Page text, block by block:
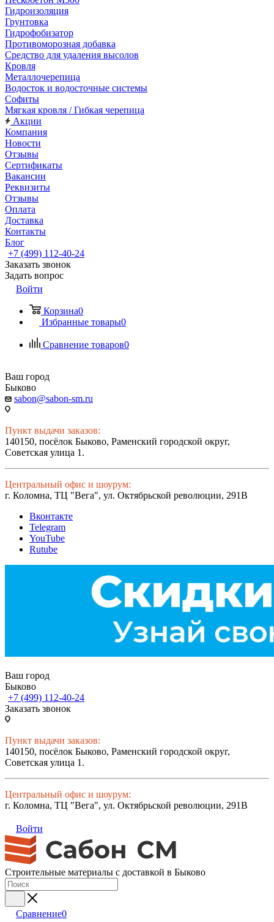
Гидроизоляция
Грунтовка
Гидрофобизатор
Противоморозная добавка
Средство для удаления высолов
Кровля
Металлочерепица
Водосток и водосточные системы
Софиты
Мягкая кровля / Гибкая черепица
Акции
Компания
Новости
Отзывы
Сертификаты
Вакансии
Реквизиты
Отзывы
Оплата
Доставка
Контакты
Блог
+7 (499) 112-40-24
Заказать звонок
Задать вопрос
Войти
Корзина0
Избранные товары0
Сравнение товаров0
Ваш город
Быково
sabon@sabon-sm.ru
Пункт выдачи заказов:
140150, посёлок Быково, Раменский городской округ,
Советская улица 1.
Центральный офис и шоурум:
г. Коломна, ТЦ "Вега", ул. Октябрьской революции, 291В
Вконтакте
Telegram
YouTube
Rutube
Ваш город
Быково
+7 (499) 112-40-24
Заказать звонок
Пункт выдачи заказов:
140150, посёлок Быково, Раменский городской округ,
Советская улица 1.
Центральный офис и шоурум:
г. Коломна, ТЦ "Вега", ул. Октябрьской революции, 291В
Войти
Строительные материалы с доставкой в Быково
Сравнение0